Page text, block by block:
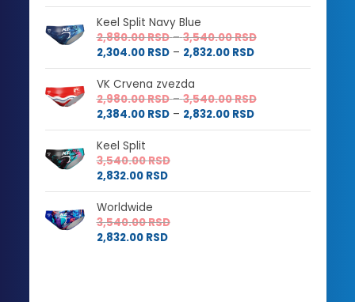
Keel Split Navy Blue
2,880.00RSD – 3,540.00RSDRaspon
od
do
2,304.00 RSD – 2,832.00 RSDRaspon
cena:
2,304.00 RSD
do
2,832.00 RSD
VK Crvena zvezda
2,980.00RSD – 3,540.00RSDRaspon
od
2,384.00 RSD – 2,832.00 RSDRaspon
cena:
2,832.00 RSD
Keel Split
3,540.00RSD
2,832.00 RSD
Worldwide
3,540.00RSD
2,832.00 RSD